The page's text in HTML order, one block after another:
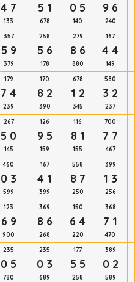
4 7
133
5 1
678
0 5
140
9 6
240
357
5 9
379
258
5 6
178
279
8 6
880
167
4 4
149
179
7 4
239
170
8 2
390
678
1 2
345
580
3 2
237
267
5 0
145
126
9 5
159
116
8 1
155
700
7 7
467
460
0 3
599
167
4 1
399
558
8 7
250
399
1 3
256
123
6 9
900
369
8 6
268
150
6 4
220
368
7 1
470
235
0 5
780
235
0 3
689
177
5 5
258
389
0 2
589